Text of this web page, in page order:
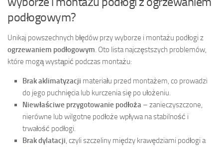
podłogowym?
Unikaj powszechnych błędów przy wyborze i montażu podłogi z
ogrzewaniem podłogowym. Oto lista najczęstszych problemów,
które mogą wystąpić podczas montażu:
Brak aklimatyzacji materiału przed montażem, co prowadzi
do jego puchnięcia lub kurczenia się po ułożeniu.
Niewłaściwe przygotowanie podłoża – zanieczyszczone,
nierówne lub wilgotne podłoże wpływa na stabilność i
trwałość podłogi.
Brak dylatacji, czyli szczeliny między krawędziami podłogi a